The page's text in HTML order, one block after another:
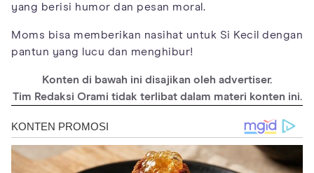
yang berisi humor dan pesan moral.
Moms bisa memberikan nasihat untuk Si Kecil dengan
pantun yang lucu dan menghibur!
Konten di bawah ini disajikan oleh advertiser.
Tim Redaksi Orami tidak terlibat dalam materi konten ini.